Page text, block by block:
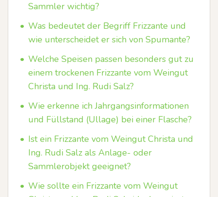
Sammler wichtig?
• Was bedeutet der Begriff Frizzante und
wie unterscheidet er sich von Spumante?
• Welche Speisen passen besonders gut zu
einem trockenen Frizzante vom Weingut
Christa und Ing. Rudi Salz?
• Wie erkenne ich Jahrgangsinformationen
und Füllstand (Ullage) bei einer Flasche?
• Ist ein Frizzante vom Weingut Christa und
Ing. Rudi Salz als Anlage- oder
Sammlerobjekt geeignet?
• Wie sollte ein Frizzante vom Weingut